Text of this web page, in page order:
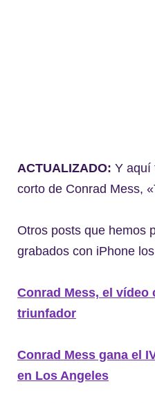
ACTUALIZADO: Y aquí
corto de Conrad Mess,
Otros posts que hemos
grabados con iPhone
Conrad Mess, el vídeo
triunfador
Conrad Mess gana el
en Los Angeles